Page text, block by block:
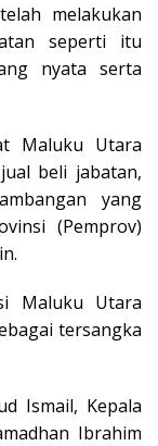
melakukan
seperti itu
nyata serta
Maluku Utara
beli jabatan,
yang
(Pemprov)
Maluku Utara
tersangka
Ismail, Kepala
Ibrahim